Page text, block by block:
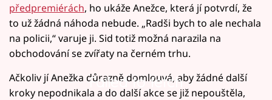
předpremiérách, ho ukáže Anežce, která jí potvrdí, že
to už žádná náhoda nebude. „Radši bych to ale nechala
na policii,“ varuje ji. Sid totiž možná narazila na
obchodování se zvířaty na černém trhu.
Failed to fetch
Ačkoliv jí Anežka důrazně domlouvá, aby žádné další
kroky nepodnikala a do další akce se již nepouštěla,